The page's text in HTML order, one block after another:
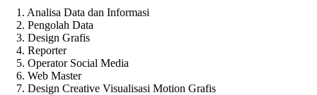
1. Analisa Data dan Informasi
2. Pengolah Data
3. Design Grafis
4. Reporter
5. Operator Social Media
6. Web Master
7. Design Creative Visualisasi Motion Grafis